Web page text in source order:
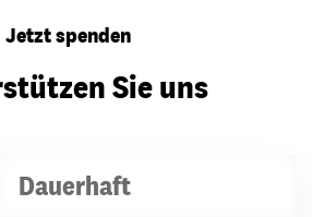
Jetzt spenden
Sie uns
Dauerhaft